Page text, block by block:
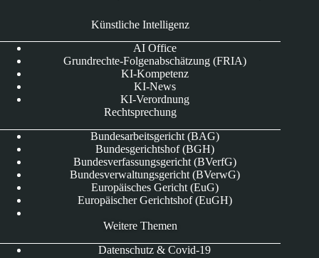
Künstliche Intelligenz
AI Office
Grundrechte-Folgenabschätzung (FRIA)
KI-Kompetenz
KI-News
KI-Verordnung
Rechtsprechung
Bundesarbeitsgericht (BAG)
Bundesgerichtshof (BGH)
Bundesverfassungsgericht (BVerfG)
Bundesverwaltungsgericht (BVerwG)
Europäisches Gericht (EuG)
Europäischer Gerichtshof (EuGH)
Weitere Themen
Datenschutz & Covid-19